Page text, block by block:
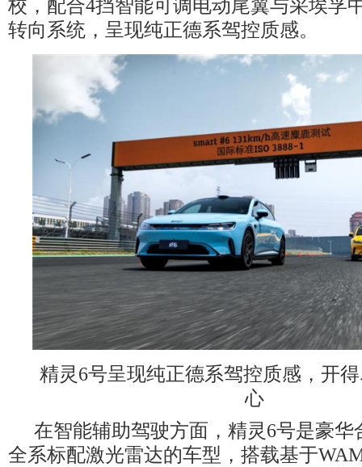
校，配合4挡智能可调电动尾翼与采埃孚
转向系统，呈现纯正德系驾控质感。
精灵6号呈现纯正德系驾控质感，开
心
在智能辅助驾驶方面，精灵6号是豪华
全系标配激光雷达的车型，搭载基于